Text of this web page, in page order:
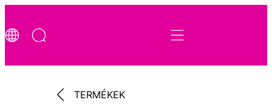
TERMÉKEK